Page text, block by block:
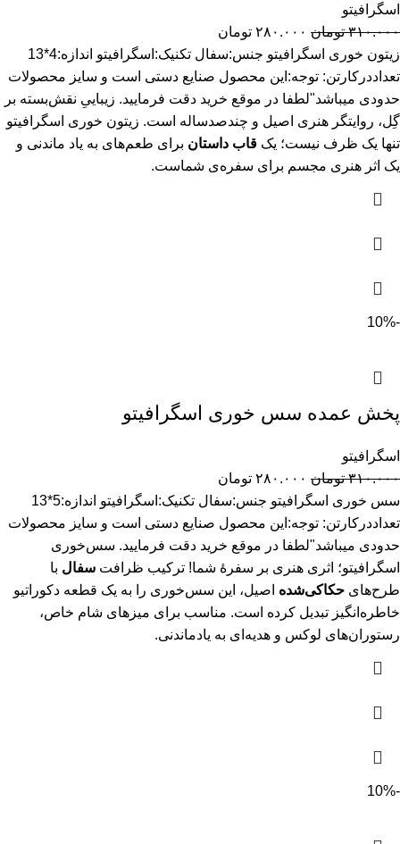
اسگرافیتو
۳۱۰.۰۰۰ تومان ۲۸۰.۰۰۰ تومان
زیتون خوری اسگرافیتو جنس:سفال تکنیک:اسگرافیتو اندازه:4*13
تعداددرکارتن: توجه:این محصول صنایع دستی است و سایز محصولات
حدودی میباشد"لطفا در موقع خرید دقت فرمایید. زیباییِ نقش‌بسته بر
گِل، روایتگر هنری اصیل و چندصدساله است. زیتون خوری اسگرافیتو
تنها یک ظرف نیست؛ یک قاب داستان برای طعم‌های به یاد ماندنی و
یک اثر هنری مجسم برای سفره‌ی شماست.
-10%
پخش عمده سس خوری اسگرافیتو
اسگرافیتو
۳۱۰.۰۰۰ تومان ۲۸۰.۰۰۰ تومان
سس خوری اسگرافیتو جنس:سفال تکنیک:اسگرافیتو اندازه:5*13
تعداددرکارتن: توجه:این محصول صنایع دستی است و سایز محصولات
حدودی میباشد"لطفا در موقع خرید دقت فرمایید. سس‌خوری
اسگرافیتو؛ اثری هنری بر سفرهٔ شما! ترکیب ظرافت سفال با
طرح‌های حکاکی‌شده اصیل، این سس‌خوری را به یک قطعه دکوراتیو
خاطره‌انگیز تبدیل کرده است. مناسب برای میزهای شام خاص،
رستوران‌های لوکس و هدیه‌ای به یادماندنی.
-10%